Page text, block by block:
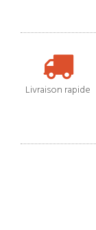
Livraison rapide